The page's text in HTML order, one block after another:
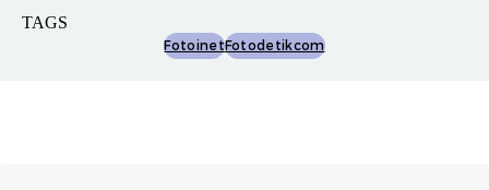
TAGS
FotoinetFotodetikcom